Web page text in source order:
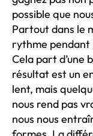
possible que
Partout dans le
rythme pendant
Cela part d’une
résultat est un
lent, mais
nous rend pas
nous nous